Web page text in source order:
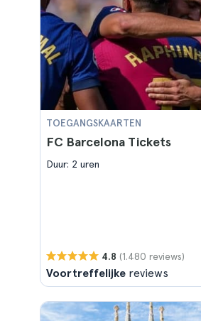
TOEGANGSKAARTEN
FC Barcelona Tickets
Duur: 2 uren
4.8 (1.480 reviews)
Voortreffelijke reviews